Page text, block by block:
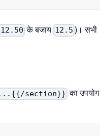
के बजाय 12.5 )। सभी
section}} का उपयोग